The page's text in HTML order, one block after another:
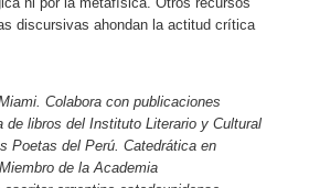
discursivas ahondan la actitud crítica
Colabora con publicaciones
libros del Instituto Literario y Cultural
Poetas del Perú. Catedrática en
de la Academia